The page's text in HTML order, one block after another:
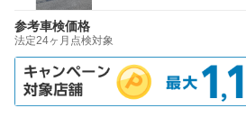
参考車検価格
法定24ヶ月点検対象